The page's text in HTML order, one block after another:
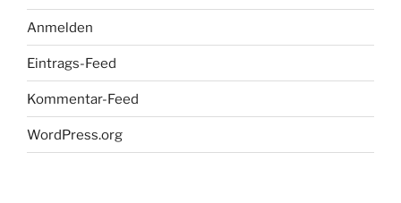
Anmelden
Eintrags-Feed
Kommentar-Feed
WordPress.org